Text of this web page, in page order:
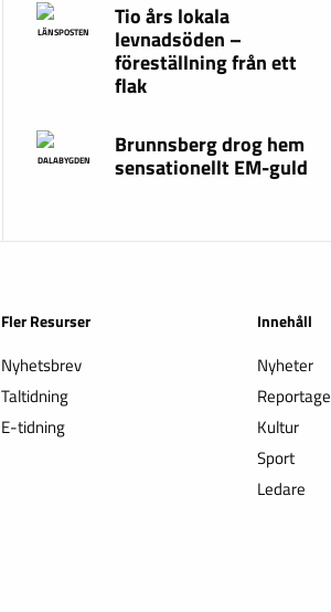
LÄNSPOSTEN
Tio års lokala
levnadsöden –
föreställning från ett
flak
DALABYGDEN
Brunnsberg drog hem
sensationellt EM-guld
Fler Resurser
Nyhetsbrev
Taltidning
E-tidning
Innehåll
Nyheter
Reportage
Kultur
Sport
Ledare